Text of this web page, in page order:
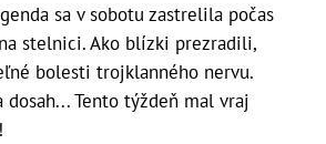
sa v sobotu zastrelila počas
stelnici. Ako blízki prezradili,
bolesti trojklanného nervu.
dosah... Tento týždeň mal vraj